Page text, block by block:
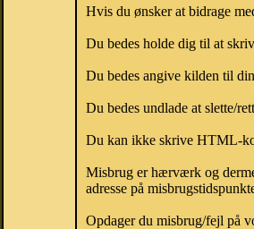
Hvis du ønsker at bidrage
Du bedes holde dig til at
Du bedes angive kilden til
Du bedes undlade at slette/
Du kan ikke skrive HTML-
Misbrug er hærværk og
adresse på
Opdager du misbrug/fejl på